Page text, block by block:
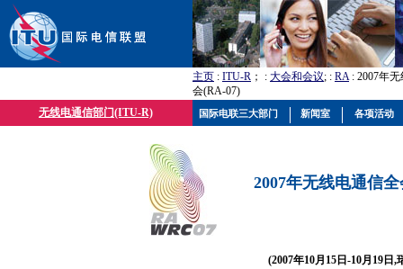
主页 : ITU-R ； : 大会和会议; : RA: 2007年
会(RA-07)
无线电通信部门(ITU-R)
2007年无线电通信
(2007年10月15日-10月19日,
国际电联三大部门 新闻室 各项活动